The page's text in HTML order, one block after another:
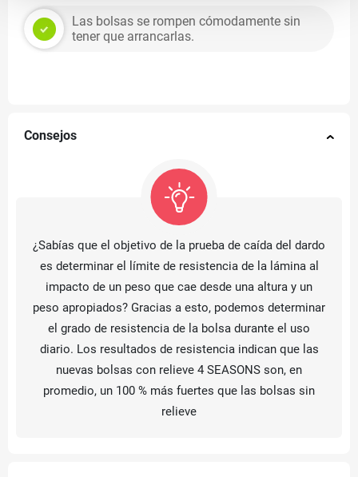
Las bolsas se rompen cómodamente sin
tener que arrancarlas.
Consejos
¿Sabías que el objetivo de la prueba de caída del dardo
es determinar el límite de resistencia de la lámina al
impacto de un peso que cae desde una altura y un
peso apropiados? Gracias a esto, podemos determinar
el grado de resistencia de la bolsa durante el uso
diario. Los resultados de resistencia indican que las
nuevas bolsas con relieve 4 SEASONS son, en
promedio, un 100 % más fuertes que las bolsas sin
relieve